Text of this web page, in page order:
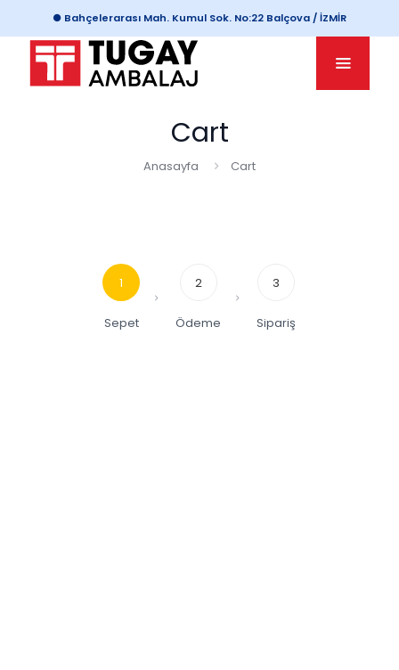
● Bahçelerarası Mah. Kumul Sok. No:22 Balçova / İZMİR
Cart
Anasayfa Cart
1
Sepet
2
Ödeme
3
Sipariş